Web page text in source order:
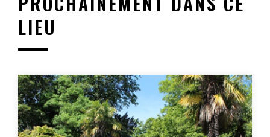
LIEU
Exposition "Jardins d'eau.
Reflets de Normandie"